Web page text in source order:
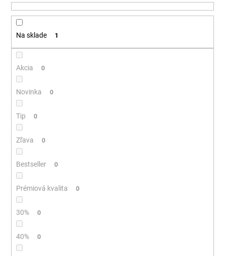
u
k
Na sklade 1
Akcia 0
Novinka 0
Tip 0
Zľava 0
Bestseller 0
Prémiová kvalita 0
30% 0
40% 0
á
ť
O
m